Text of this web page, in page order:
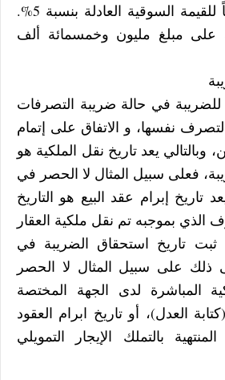
الوعاء الضريبي وفقاً للقيمة السوقية العادلة بنسبة 5%.
على مبلغ مليون وخمسمائة ألف
للضريبة في حالة ضريبة التصرفات
نفسها، و الاتفاق على إتمام
وبالتالي يعد تاريخ نقل الملكية هو
فعلى سبيل المثال لا الحصر في
تاريخ إبرام عقد البيع هو التاريخ
الذي بموجبه تم نقل ملكية العقار
ثبت تاريخ استحقاق الضريبة في
على سبيل المثال لا الحصر
المباشرة لدى الجهة المختصة
العدل)، أو تاريخ ابرام العقود
بالتملك الإيجار التمويلي